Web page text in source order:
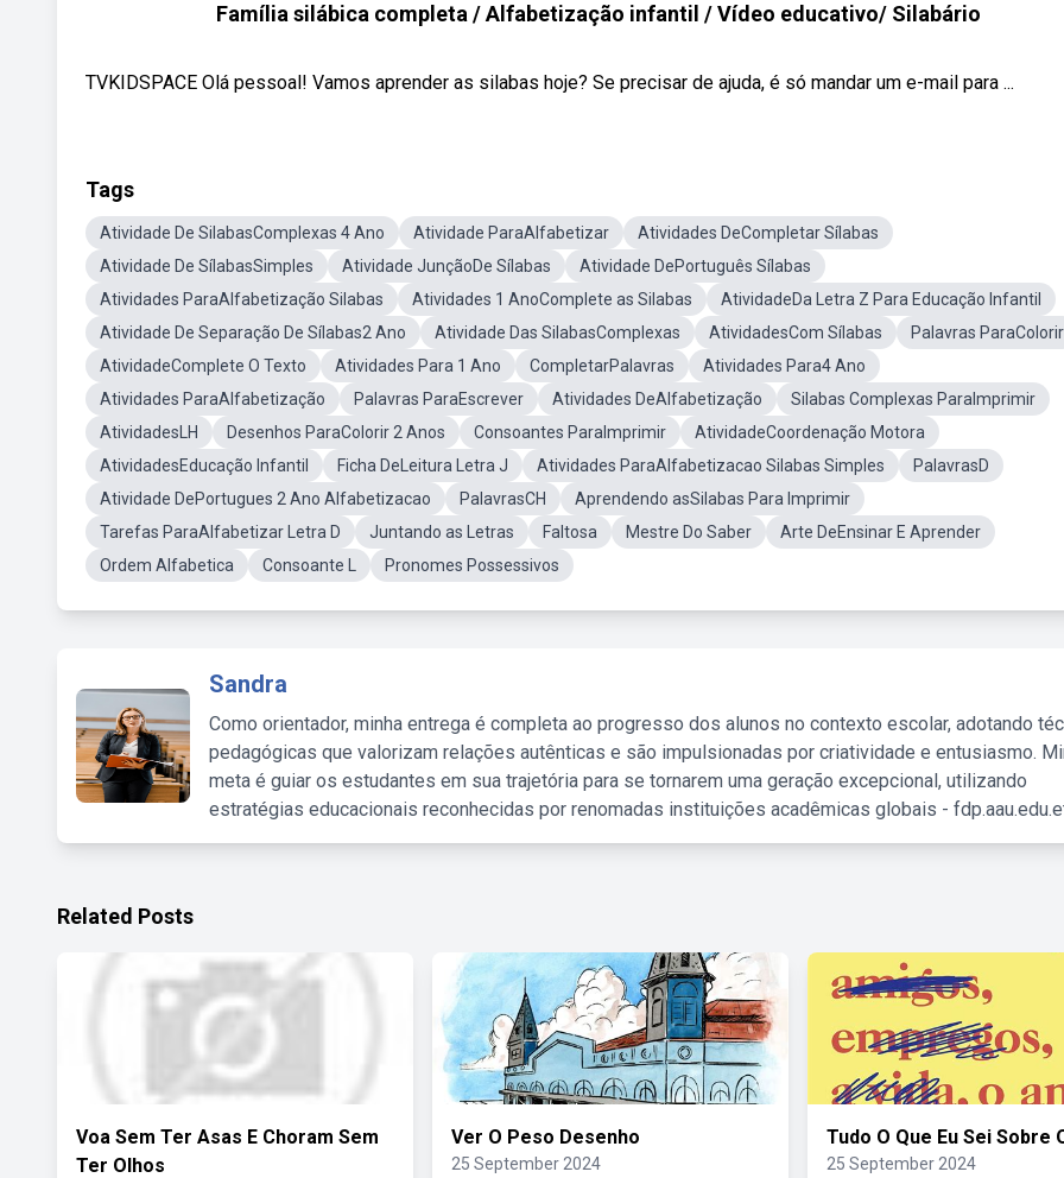
Família silábica completa / Alfabetização infantil / Vídeo educativo/ Silabário
TVKIDSPACE Olá pessoal! Vamos aprender as silabas hoje? Se precisar de ajuda, é só mandar um e-mail para ...
Tags
Atividade De SilabasComplexas 4 Ano Atividade ParaAlfabetizar
Atividades DeCompletar Sílabas
Atividade De SílabasSimples
Atividade JunçãoDe Sílabas
Atividade DePortuguês Sílabas
Atividades ParaAlfabetização Silabas
Atividades 1 AnoComplete as Silabas
AtividadeDa Letra Z Para Educação Infantil
Atividade De Separação De Sílabas2 Ano
Atividade Das SilabasComplexas AtividadesCom Sílabas
Palavras ParaColorir
AtividadeComplete O Texto
Atividades Para 1 Ano CompletarPalavras
Atividades Para4 Ano
Atividades ParaAlfabetização
Palavras ParaEscrever Atividades DeAlfabetização
Silabas Complexas ParaImprimir
AtividadesLH
Desenhos ParaColorir 2 Anos Consoantes ParaImprimir
AtividadeCoordenação Motora
AtividadesEducação Infantil
Ficha DeLeitura Letra J Atividades ParaAlfabetizacao Silabas Simples
PalavrasD
Atividade DePortugues 2 Ano Alfabetizacao
PalavrasCH
Aprendendo asSilabas Para Imprimir
Tarefas ParaAlfabetizar Letra D
Juntando as Letras Faltosa Mestre Do Saber
Arte DeEnsinar E Aprender
Ordem Alfabetica
Consoante L Pronomes Possessivos
Sandra
Como orientador, minha entrega é completa ao progresso dos alunos no contexto escolar, adotando
pedagógicas que valorizam relações autênticas e são impulsionadas por criatividade e entusiasmo.
meta é guiar os estudantes em sua trajetória para se tornarem uma geração excepcional, utilizando
estratégias educacionais reconhecidas por renomadas instituições acadêmicas globais -
Related Posts
Voa Sem Ter Asas E Choram Sem
Ter Olhos
Ver O Peso Desenho
25 September 2024
Tudo O Que Eu Sei Sobre
25 September 2024